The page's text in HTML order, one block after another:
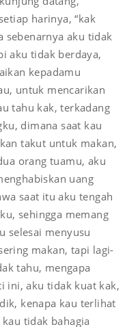
harinya, “kak
sebenarnya aku tidak
aku tidak berdaya,
kepadamu
untuk mencarikan
tahu kak, terkadang
dimana saat kau
takut untuk makan,
orang tuamu, aku
uang
saat itu aku tengah
sehingga memang
selesai menyusu
makan, tapi lagi-
tahu, mengapa
ini, aku tidak kuat kak,
kenapa kau terlihat
tidak bahagia